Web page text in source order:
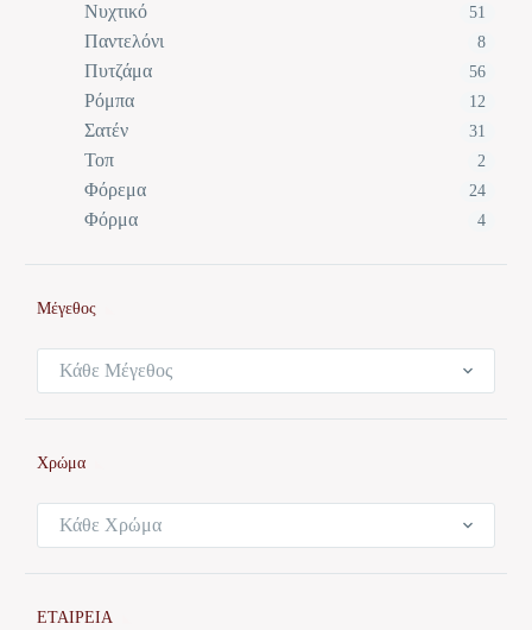
Νυχτικό 51
Παντελόνι 8
Πυτζάμα 56
Ρόμπα 12
Σατέν 31
Τοπ 2
Φόρεμα 24
Φόρμα 4
Μέγεθος
Κάθε Μέγεθος
Χρώμα
Κάθε Χρώμα
ΕΤΑΙΡΕΙΑ